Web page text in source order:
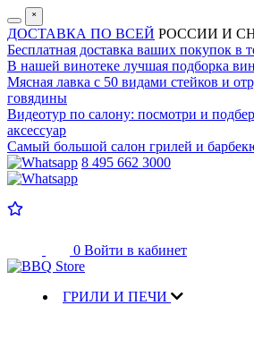
˟
ДОСТАВКА ПО ВСЕЙ РОССИИ И
Бесплатная доставка ваших покупок в
В нашей винотеке лучшая подборка
Мясная лавка с 50 видами стейков и
говядины
Видеотур по салону: посмотри и
аксессуар
Самый большой салон грилей и
8 495 662 3000
0 Войти в кабинет
ГРИЛИ И ПЕЧИ